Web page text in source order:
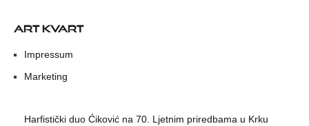
ART KVART
Impressum
Marketing
Harfistički duo Ćiković na 70. Ljetnim priredbama u Krku